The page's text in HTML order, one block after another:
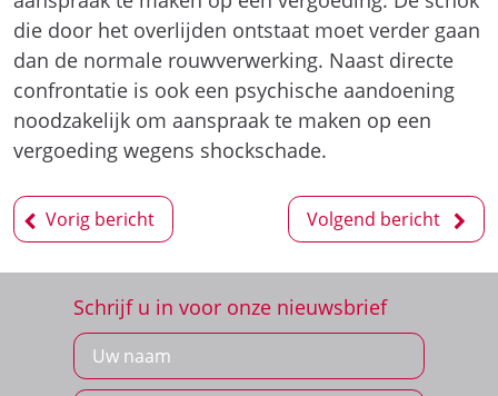
die door het overlijden ontstaat moet verder gaan
dan de normale rouwverwerking. Naast directe
confrontatie is ook een psychische aandoening
noodzakelijk om aanspraak te maken op een
vergoeding wegens shockschade.
Bericht
navigatie
Vorig bericht Volgend bericht
Schrijf u in voor onze nieuwsbrief